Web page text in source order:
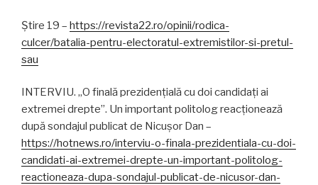
Știre 19 – https://revista22.ro/opinii/rodica-
culcer/batalia-pentru-electoratul-extremistilor-si-pretul-
sau
INTERVIU. „O finală prezidențială cu doi candidați ai
extremei drepte”. Un important politolog reacționează
după sondajul publicat de Nicușor Dan –
https://hotnews.ro/interviu-o-finala-prezidentiala-cu-doi-
candidati-ai-extremei-drepte-un-important-politolog-
reactioneaza-dupa-sondajul-publicat-de-nicusor-dan-